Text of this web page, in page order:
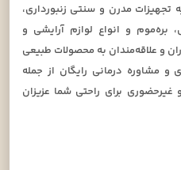
تجهیزات مدرن و سنتی زنبورداری،
و انواع لوازم آرایشی و
و علاقه‌مندان به محصولات طبیعی
مشاوره درمانی رایگان از جمله
برای راحتی شما عزیزان